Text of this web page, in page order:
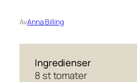
AvAnna Billing
Ingredienser
8 st tomater